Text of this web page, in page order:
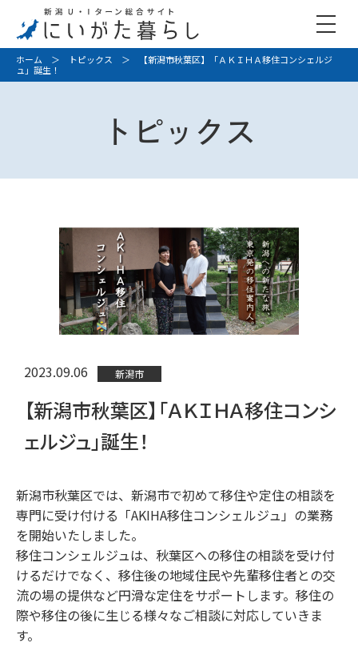
ホーム ＞ トピックス ＞ 【新潟市秋葉区】「ＡＫＩＨＡ移住コンシェルジ
ュ」誕生！
トピックス
2023.09.06 新潟市
【新潟市秋葉区】「ＡＫＩＨＡ移住コンシ
ェルジュ」誕生！
新潟市秋葉区では、新潟市で初めて移住や定住の相談を
専門に受け付ける「AKIHA移住コンシェルジュ」の業務
を開始いたしました。
移住コンシェルジュは、秋葉区への移住の相談を受け付
けるだけでなく、移住後の地域住民や先輩移住者との交
流の場の提供など円滑な定住をサポートします。移住の
際や移住の後に生じる様々なご相談に対応していきま
す。